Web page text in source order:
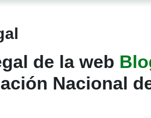
Aviso
de la web
Nacional